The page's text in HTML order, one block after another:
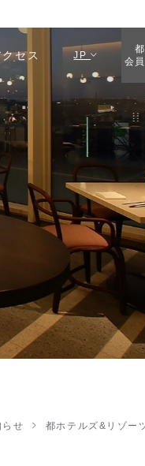
クセス JP
会
らせ 都ホテルズ&リゾー